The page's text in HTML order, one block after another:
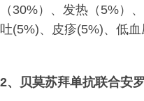
（30%）、发热（5%）
吐(5%)、皮疹(5%)、低
2、
贝莫苏拜单抗联合安